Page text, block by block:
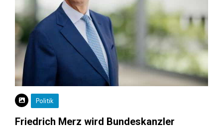
Politik
Friedrich Merz wird Bundeskanzler